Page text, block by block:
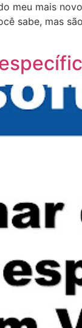
meu mais
sabe, mas